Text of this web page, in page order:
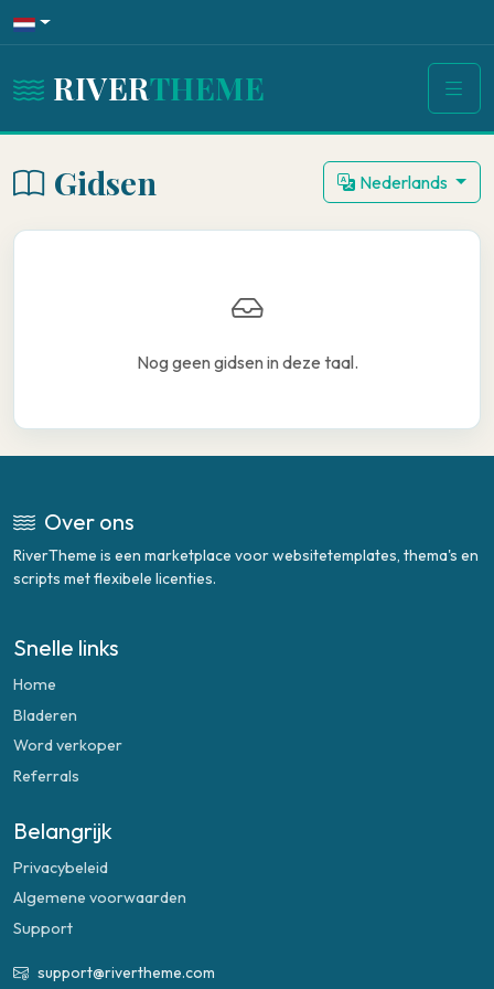
RIVERTHEME
Gidsen Nederlands
Nog geen gidsen in deze taal.
Over ons
RiverTheme is een marketplace voor websitetemplates, thema's en
scripts met flexibele licenties.
Snelle links
Home
Bladeren
Word verkoper
Referrals
Belangrijk
Privacybeleid
Algemene voorwaarden
Support
support@rivertheme.com